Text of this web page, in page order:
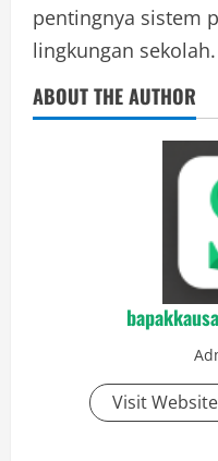
pentingnya sistem
lingkungan sekolah.
ABOUT THE AUTHOR
Visit Website